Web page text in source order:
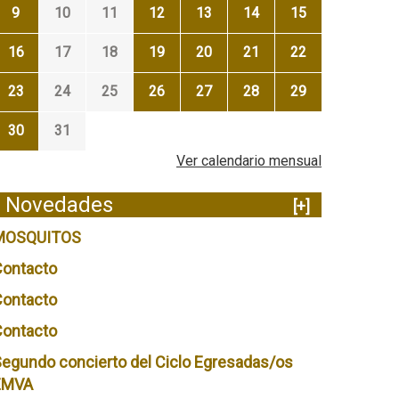
9 10 11 12 13 14 15
16 17 18 19 20 21 22
23 24 25 26 27 28 29
30
31
Ver calendario mensual
Novedades
[+]
concierto del Ciclo Egresadas/os